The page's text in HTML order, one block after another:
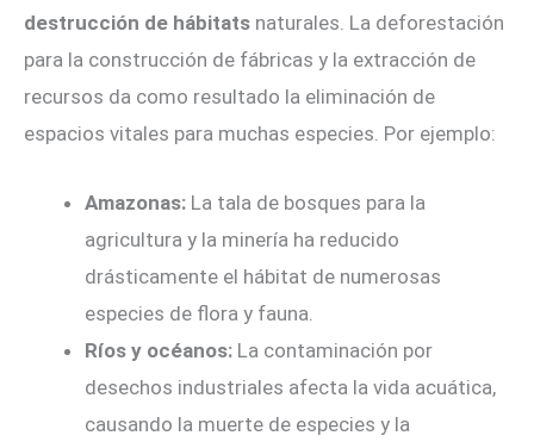
destrucción de hábitats naturales. La deforestación
para la construcción de fábricas y la extracción de
recursos da como resultado la eliminación de
espacios vitales para muchas especies. Por ejemplo:
Amazonas: La tala de bosques para la
agricultura y la minería ha reducido
drásticamente el hábitat de numerosas
especies de flora y fauna.
Ríos y océanos: La contaminación por
desechos industriales afecta la vida acuática,
causando la muerte de especies y la